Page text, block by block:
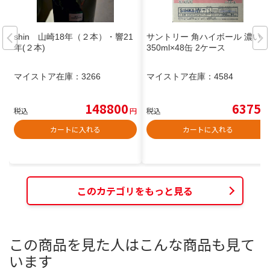
shin 山崎18年（２本）・響21
年(２本)
マイストア在庫： 3266
税込 148800円
カートに入れる
サントリー 角ハイボール 濃いめ
350ml×48缶 2ケース
マイストア在庫： 4584
税込 6375
カートに入れる
このカテゴリをもっと見る
この商品を見た人はこんな商品も見て
います